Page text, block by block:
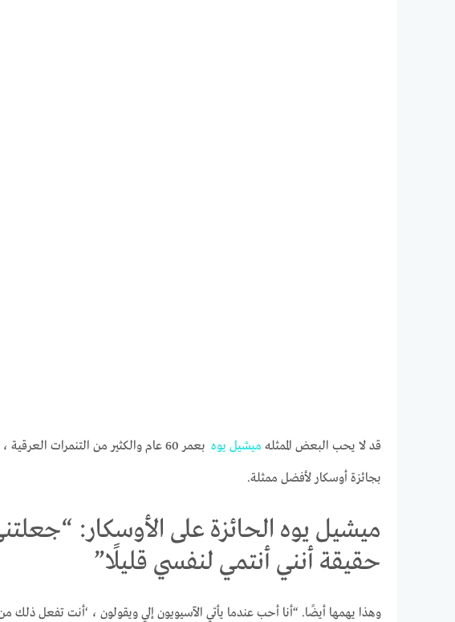
قد لا يحب البعض الممثله ميشيل يوه بعمر 60 عام والكثير من التنمرات العرقية ، لكنها كانت أول امرأة آسيوية تفوز
بجائزة أوسكار لأفضل ممثلة.
ميشيل يوه الحائزة على الأوسكار:
حقيقة أنني أنتمي لنفسي قليلًا”
وهذا يهمها أيضًا. “أنا أحب عندما يأتي الآسيويون إلي ويقولون ، ‘أنت تفعل ذلك